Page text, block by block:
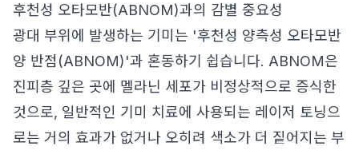
후천성 오타모반(ABNOM)과의 감별 중요성
광대 부위에 발생하는 기미는 '후천성 양측성 오타모반
양 반점(ABNOM)'과 혼동하기 쉽습니다. ABNOM은
진피층 깊은 곳에 멜라닌 세포가 비정상적으로 증식한
것으로, 일반적인 기미 치료에 사용되는 레이저 토닝으
로는 거의 효과가 없거나 오히려 색소가 더 짙어지는 부